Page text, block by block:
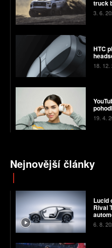
truck
3. 6.
HTC
18. 12.
19. 4.
Nejnovější články
Lucid
Rival
chyby
6. 8.